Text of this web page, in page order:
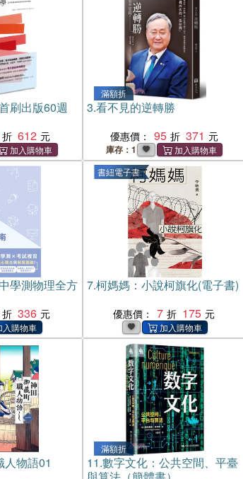
刷出版60週
612
滿額折
3.看不見的逆轉勝
優惠價： 95 371
庫存：1
學測物理全方
336
書紐電子書
7.柯媽媽：小說柯旗化(電子書)
優惠價： 7 175
人物語01
滿額折
11.數字文化：公共空間、平臺